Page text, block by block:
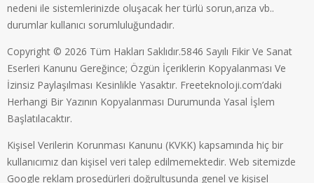
nedeni ile sistemlerinizde oluşacak her türlü sorun,arıza vb..
durumlar kullanıcı sorumluluğundadır.
Copyright © 2026 Tüm Hakları Saklıdır.5846 Sayılı Fikir Ve Sanat
Eserleri Kanunu Gereğince; Özgün İçeriklerin Kopyalanması Ve
İzinsiz Paylaşılması Kesinlikle Yasaktır. Freeteknoloji.com’daki
Herhangi Bir Yazının Kopyalanması Durumunda Yasal İşlem
Başlatılacaktır.
Kişisel Verilerin Korunması Kanunu (KVKK) kapsamında hiç bir
kullanıcımız dan kişisel veri talep edilmemektedir. Web sitemizde
Google reklam prosedürleri doğrultusunda genel ve kişisel